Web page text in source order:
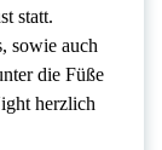
statt.
sowie auch
die Füße
herzlich